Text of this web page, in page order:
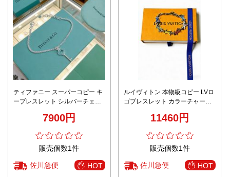
ティファニー スーパーコピー キ
ーブレスレット シルバーチェー
7900円
販売個数1件
佐川急便 HOT
ルイヴィトン 本物級コピー LVロ
ゴブレスレット カラーチャーム
11460円
販売個数1件
佐川急便 HOT